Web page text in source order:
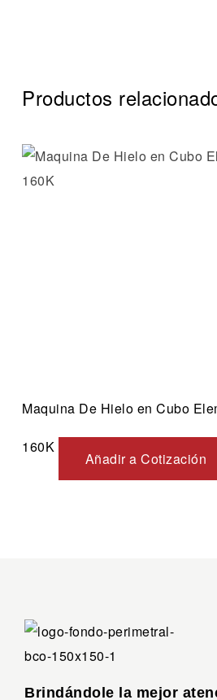
Productos
Maquina De Hielo en Cubo
160K
Añadir a Cotización
Brindándole la mejor